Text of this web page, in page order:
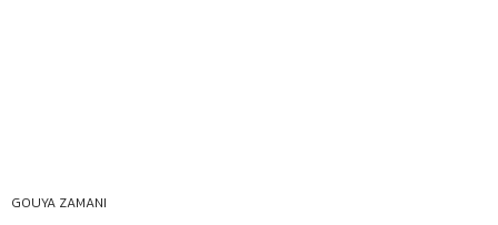
GOUYA ZAMANI